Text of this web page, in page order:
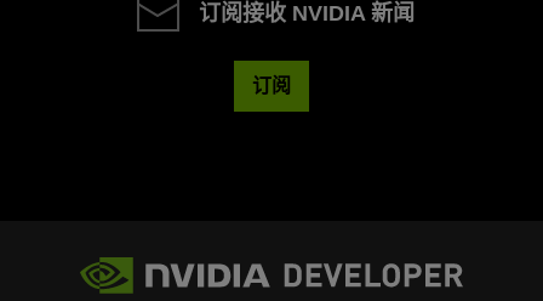
订阅接收 NVIDIA 新闻
订阅